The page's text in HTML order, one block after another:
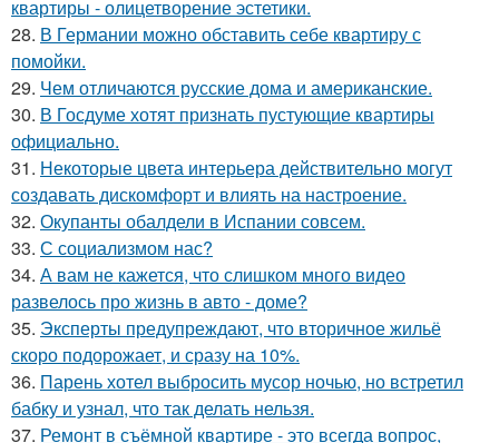
квартиры - олицетворение эстетики.
28. В Германии можно обставить себе квартиру с
помойки.
29. Чем отличаются русские дома и американские.
30. В Госдуме хотят признать пустующие квартиры
официально.
31. Некоторые цвета интерьера действительно могут
создавать дискомфорт и влиять на настроение.
32. Окупанты обалдели в Испании совсем.
33. С социализмом нас?
34. А вам не кажется, что слишком много видео
развелось про жизнь в авто - доме?
35. Эксперты предупреждают, что вторичное жильё
скоро подорожает, и сразу на 10%.
36. Парень хотел выбросить мусор ночью, но встретил
бабку и узнал, что так делать нельзя.
37. Ремонт в съёмной квартире - это всегда вопрос,